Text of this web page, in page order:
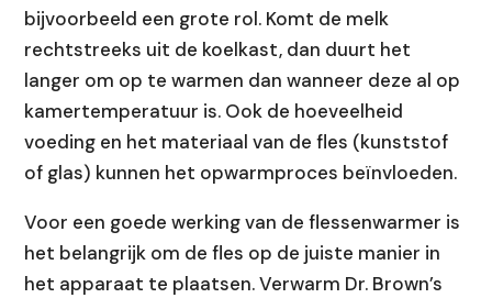
bijvoorbeeld een grote rol. Komt de melk
rechtstreeks uit de koelkast, dan duurt het
langer om op te warmen dan wanneer deze al op
kamertemperatuur is. Ook de hoeveelheid
voeding en het materiaal van de fles (kunststof
of glas) kunnen het opwarmproces beïnvloeden.
Voor een goede werking van de flessenwarmer is
het belangrijk om de fles op de juiste manier in
het apparaat te plaatsen. Verwarm Dr. Brown’s